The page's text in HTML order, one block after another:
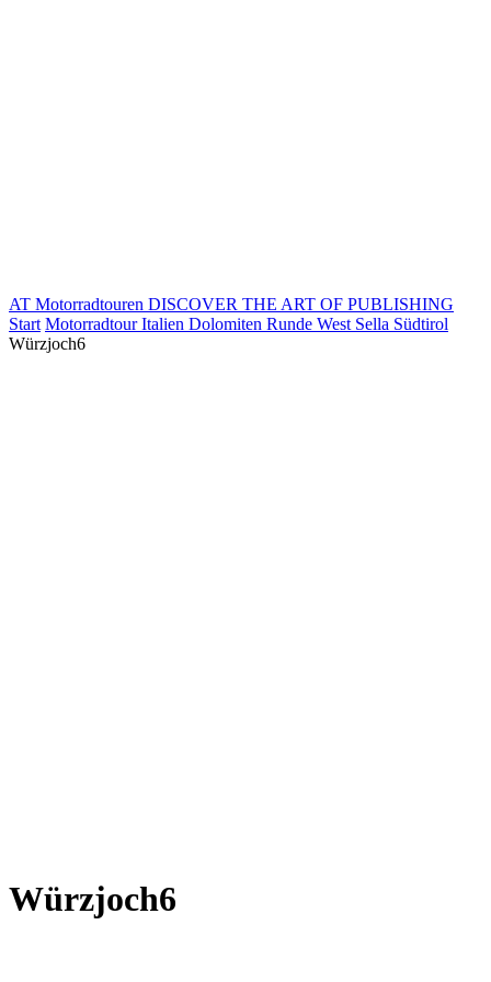
AT Motorradtouren DISCOVER THE ART OF PUBLISHING
Start Motorradtour Italien Dolomiten Runde West Sella Südtirol
Würzjoch6
Würzjoch6